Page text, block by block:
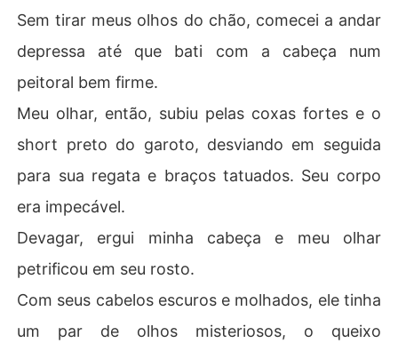
Sem tirar meus olhos do chão, comecei a andar
depressa até que bati com a cabeça num
peitoral bem firme.
Meu olhar, então, subiu pelas coxas fortes e o
short preto do garoto, desviando em seguida
para sua regata e braços tatuados. Seu corpo
era impecável.
Devagar, ergui minha cabeça e meu olhar
petrificou em seu rosto.
Com seus cabelos escuros e molhados, ele tinha
um par de olhos misteriosos, o queixo